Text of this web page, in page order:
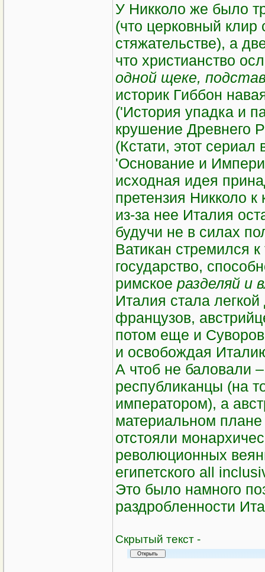
У Никколо же было
(что церковный клир
стяжательстве), а
что христианство
одной щеке,
историк Гиббон
('История упадка и
крушение Древнего
(Кстати, этот
'Основание и
исходная идея
претензия Никколо к
из-за нее Италия
будучи не в силах
Ватикан стремился
государство,
римское разделяй и
Италия стала
французов,
потом еще и
и освобождая
А чтоб не баловали
республиканцы (на
императором), а
материальном плане
отстояли
революционных
египетского аll
Это было намного
раздробленности
Cкрытый текст -